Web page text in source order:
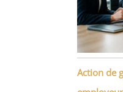
Action de